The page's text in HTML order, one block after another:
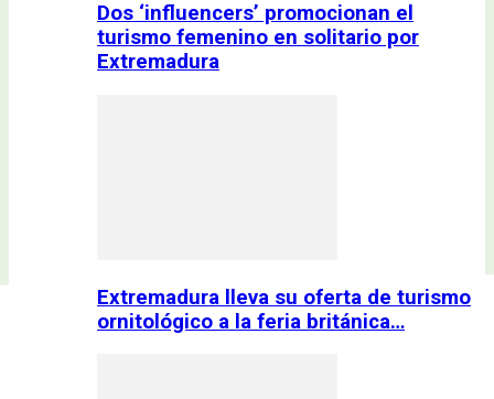
Dos ‘influencers’ promocionan el
turismo femenino en solitario por
Extremadura
Extremadura lleva su oferta de turismo
ornitológico a la feria británica…